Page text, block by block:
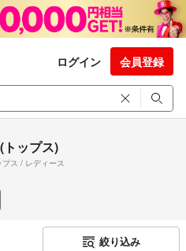
ログイン 会員登録
トップス)
ス / レディース
絞り込み